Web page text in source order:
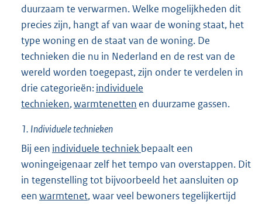
duurzaam te verwarmen. Welke mogelijkheden dit
precies zijn, hangt af van waar de woning staat, het
type woning en de staat van de woning. De
technieken die nu in Nederland en de rest van de
wereld worden toegepast, zijn onder te verdelen in
drie categorieën:individuele
technieken,warmtenetten en duurzame gassen.
1. Individuele technieken
Bij een individuele techniekbepaalt een
woningeigenaar zelf het tempo van overstappen. Dit
in tegenstelling tot bijvoorbeeld het aansluiten op
eenwarmtenet, waar veel bewoners tegelijkertijd